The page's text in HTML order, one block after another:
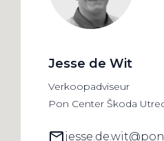
Jesse de Wit
Verkoopadviseur
Pon Center Škoda